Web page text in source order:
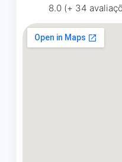
para
8.0 (+ 34